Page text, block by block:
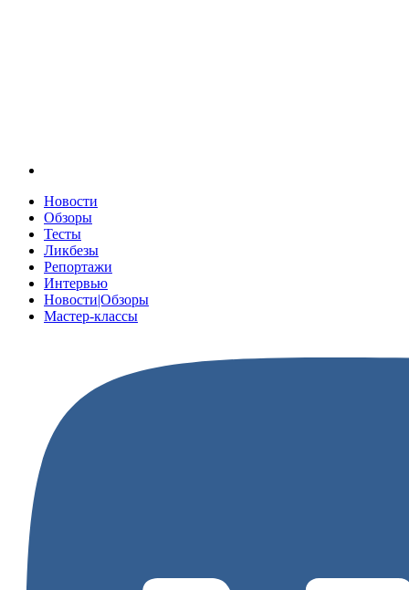
Новости
Обзоры
Тесты
Ликбезы
Репортажи
Интервью
Новости|Обзоры
Мастер-классы